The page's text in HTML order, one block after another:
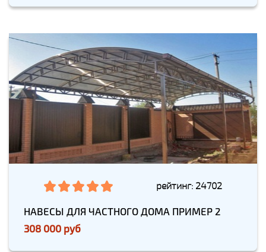
рейтинг: 24702
НАВЕСЫ ДЛЯ ЧАСТНОГО ДОМА ПРИМЕР 2
308 000 руб